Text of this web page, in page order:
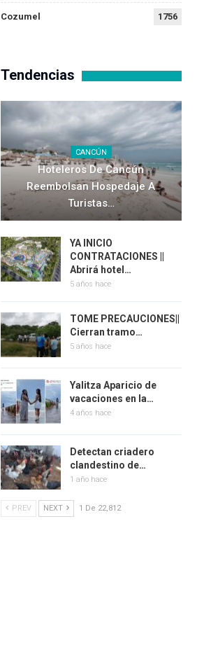
Cozumel 1756
Tendencias
CANCÚN
Hoteleros De Cancún
Reembolsan Hospedaje A
Turistas…
YA INICIO
CONTRATACIONES ||
Abrirá hotel…
5 años hace
TOME PRECAUCIONES||
Cierran tramo…
5 años hace
Yalitza Aparicio de
vacaciones en la…
4 años hace
Detectan criadero
clandestino de…
1 año hace
PREV NEXT 1 De 22,812